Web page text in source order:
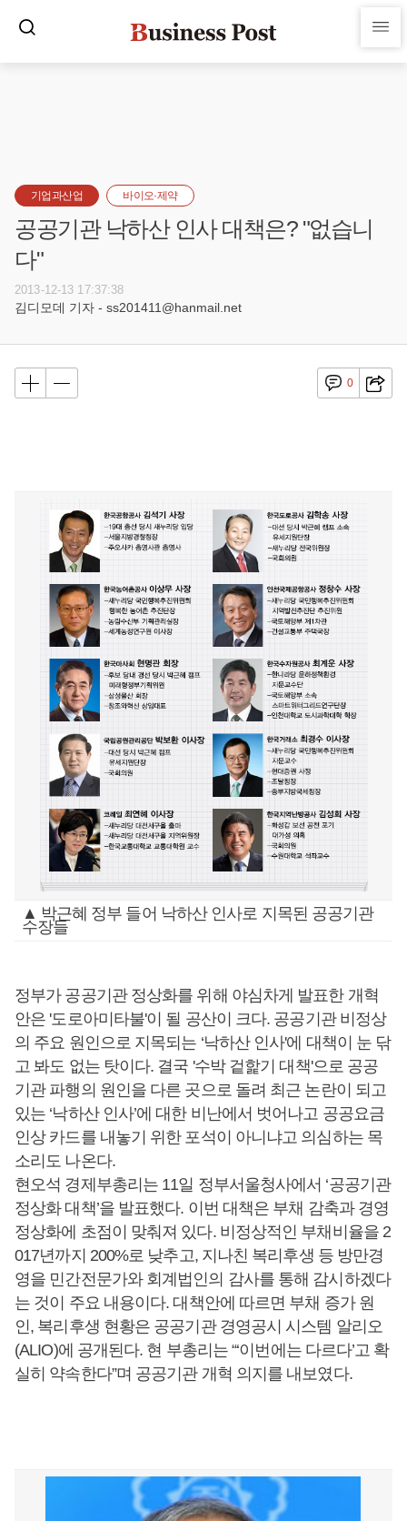
기업과산업 바이오·제약
공공기관 낙하산 인사 대책은? "없습니
다"
2013-12-13 17:37:38
김디모데 기자 - ss201411@hanmail.net
0
▲ 박근혜 정부 들어 낙하산 인사로 지목된 공공기관
수장들
정부가 공공기관 정상화를 위해 야심차게 발표한 개혁
안은 '도로아미타불'이 될 공산이 크다. 공공기관 비정상
의 주요 원인으로 지목되는 ‘낙하산 인사'에 대책이 눈 닦
고 봐도 없는 탓이다. 결국 '수박 겉핥기 대책'으로 공공
기관 파행의 원인을 다른 곳으로 돌려 최근 논란이 되고
있는 ‘낙하산 인사’에 대한 비난에서 벗어나고 공공요금
인상 카드를 내놓기 위한 포석이 아니냐고 의심하는 목
소리도 나온다.
현오석 경제부총리는 11일 정부서울청사에서 ‘공공기관
정상화 대책’을 발표했다. 이번 대책은 부채 감축과 경영
정상화에 초점이 맞춰져 있다. 비정상적인 부채비율을 2
017년까지 200%로 낮추고, 지나친 복리후생 등 방만경
영을 민간전문가와 회계법인의 감사를 통해 감시하겠다
는 것이 주요 내용이다. 대책안에 따르면 부채 증가 원
인, 복리후생 현황은 공공기관 경영공시 시스템 알리오
(ALIO)에 공개된다. 현 부총리는 “‘이번에는 다르다’고 확
실히 약속한다”며 공공기관 개혁 의지를 내보였다.